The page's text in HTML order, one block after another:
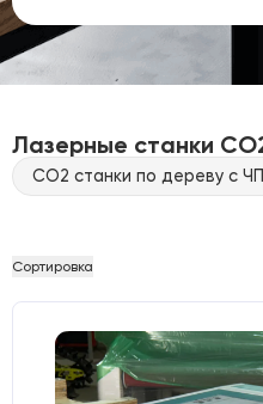
Лазерные станки
CO2 станки по дереву с
Сортировка